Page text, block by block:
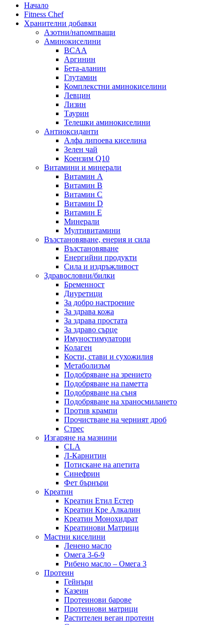
Начало
Fitness Chef
Хранителни добавки
Азотни/напомпващи
Аминокиселини
BCAA
Аргинин
Бета-аланин
Глутамин
Комплекстни аминокиселини
Левцин
Лизин
Таурин
Телешки аминокиселини
Антиоксиданти
Алфа липоева киселина
Зелен чай
Коензим Q10
Витамини и минерали
Витамин А
Витамин B
Витамин C
Витамин D
Витамин E
Минерали
Мултивитамини
Възстановяване, енерия и сила
Възстановяване
Енергийни продукти
Сила и издръжливост
Здравословни/билки
Бременност
Диуретици
За добро настроение
За здрава кожа
За здрава простата
За здраво сърце
Имуностимулатори
Колаген
Кости, стави и сухожилия
Метаболизъм
Подобряване на зрението
Подобряване на паметта
Подобряване на съня
Подобряване на храносмилането
Против крампи
Прочистване на черният дроб
Стрес
Изгаряне на мазнини
CLA
Л-Карнитин
Потискане на апетита
Синефрин
Фет бърнъри
Креатин
Креатин Етил Естер
Креатин Кре Алкалин
Креатин Монохидрат
Креатинови Матрици
Мастни киселини
Ленено масло
Омега 3-6-9
Рибено масло – Омега 3
Протеин
Гейнъри
Казеин
Протеинови барове
Протеинови матрици
Растителен веган протеин